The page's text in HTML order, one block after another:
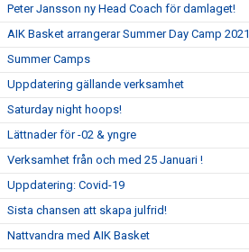
Peter Jansson ny Head Coach för damlaget!
AIK Basket arrangerar Summer Day Camp 2021
Summer Camps
Uppdatering gällande verksamhet
Saturday night hoops!
Lättnader för -02 & yngre
Verksamhet från och med 25 Januari !
Uppdatering: Covid-19
Sista chansen att skapa julfrid!
Nattvandra med AIK Basket